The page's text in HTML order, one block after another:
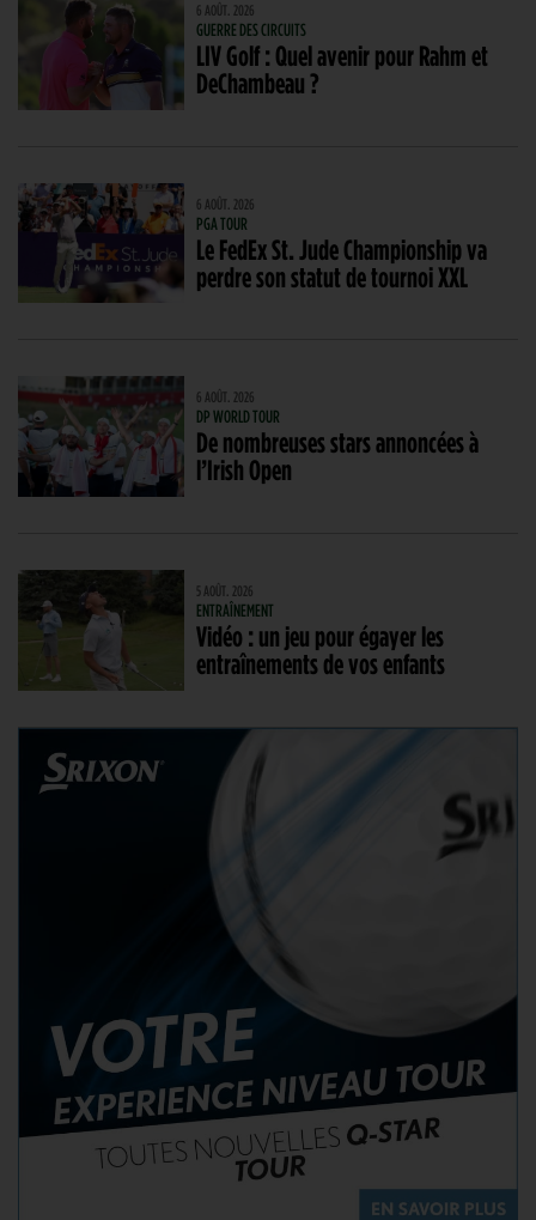
6 AOÛT. 2026
GUERRE DES CIRCUITS
LIV Golf : Quel avenir pour Rahm et
DeChambeau ?
6 AOÛT. 2026
PGA TOUR
Le FedEx St. Jude Championship va
perdre son statut de tournoi XXL
6 AOÛT. 2026
DP WORLD TOUR
De nombreuses stars annoncées à
l’Irish Open
5 AOÛT. 2026
ENTRAÎNEMENT
Vidéo : un jeu pour égayer les
entraînements de vos enfants